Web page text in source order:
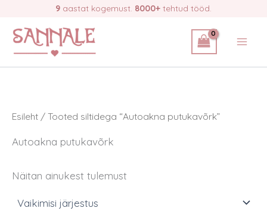
content
9 aastat kogemust. 8000+ tehtud tööd.
Esileht / Tooted siltidega “Autoakna putukavõrk”
Autoakna putukavõrk
Näitan ainukest tulemust